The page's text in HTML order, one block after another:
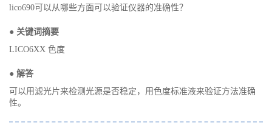
lico690可以从哪些方面可以验证仪器的准确性？
● 关键词摘要
LICO6XX 色度
● 解答
可以用滤光片来检测光源是否稳定，用色度标准液来验证方法准确
性。